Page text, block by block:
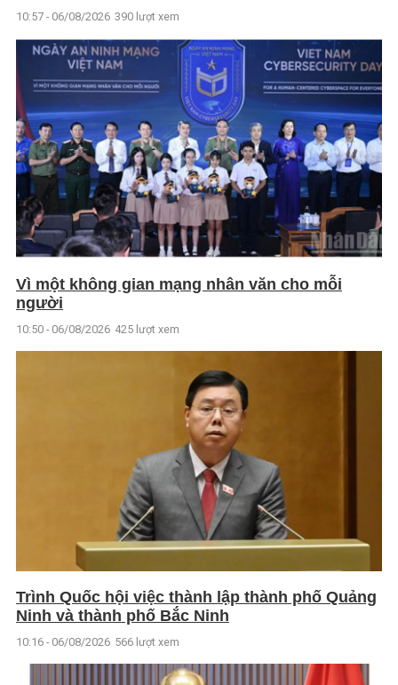
10:57 - 06/08/2026 390 lượt xem
Vì một không gian mạng nhân văn cho mỗi
người
10:50 - 06/08/2026 425 lượt xem
Trình Quốc hội việc thành lập thành phố Quảng
Ninh và thành phố Bắc Ninh
10:16 - 06/08/2026 566 lượt xem